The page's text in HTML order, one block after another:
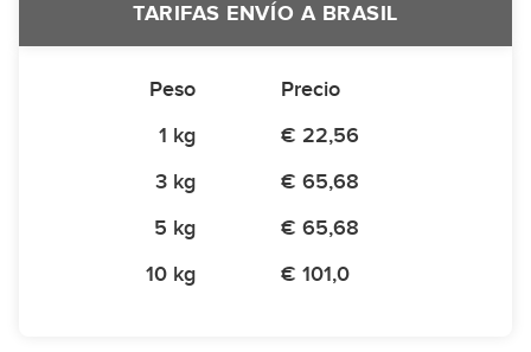
TARIFAS ENVÍO A BRASIL
Peso
Precio
1 kg
€ 22,56
3 kg
€ 65,68
5 kg
€ 65,68
10 kg
€ 101,0